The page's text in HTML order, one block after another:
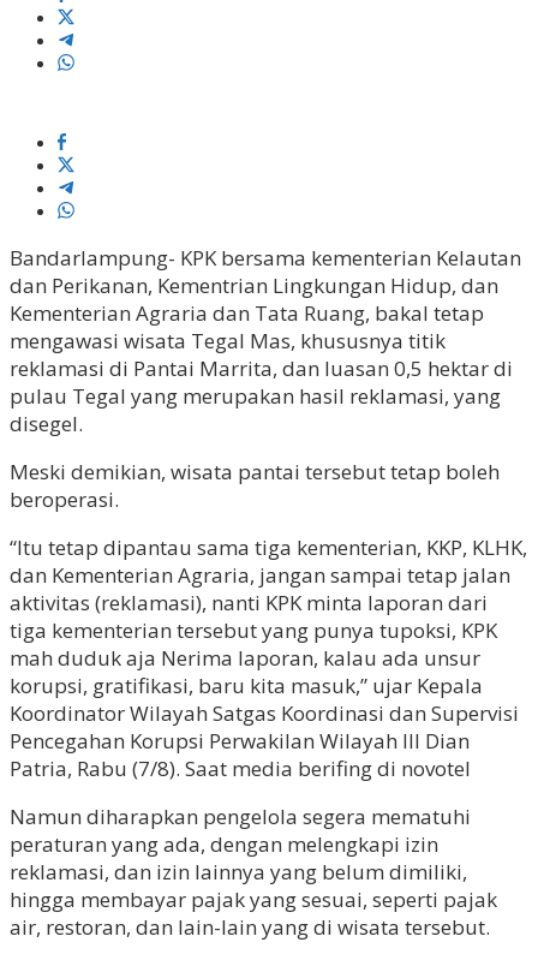
Bandarlampung- KPK bersama kementerian Kelautan
dan Perikanan, Kementrian Lingkungan Hidup, dan
Kementerian Agraria dan Tata Ruang, bakal tetap
mengawasi wisata Tegal Mas, khususnya titik
reklamasi di Pantai Marrita, dan luasan 0,5 hektar di
pulau Tegal yang merupakan hasil reklamasi, yang
disegel.
Meski demikian, wisata pantai tersebut tetap boleh
beroperasi.
“Itu tetap dipantau sama tiga kementerian, KKP, KLHK,
dan Kementerian Agraria, jangan sampai tetap jalan
aktivitas (reklamasi), nanti KPK minta laporan dari
tiga kementerian tersebut yang punya tupoksi, KPK
mah duduk aja Nerima laporan, kalau ada unsur
korupsi, gratifikasi, baru kita masuk,” ujar Kepala
Koordinator Wilayah Satgas Koordinasi dan Supervisi
Pencegahan Korupsi Perwakilan Wilayah III Dian
Patria, Rabu (7/8). Saat media berifing di novotel
Namun diharapkan pengelola segera mematuhi
peraturan yang ada, dengan melengkapi izin
reklamasi, dan izin lainnya yang belum dimiliki,
hingga membayar pajak yang sesuai, seperti pajak
air, restoran, dan lain-lain yang di wisata tersebut.